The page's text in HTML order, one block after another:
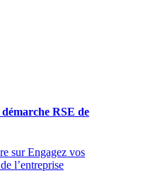
RSE de
sur Engagez vos
l’entreprise